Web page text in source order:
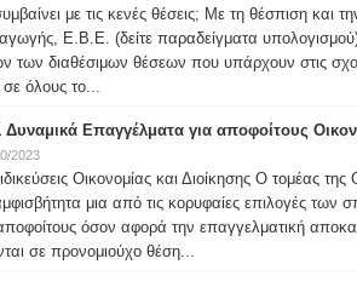
με τις κενές θέσεις; Με τη θέσπιση και
Ε.Β.Ε. (δείτε παραδείγματα
των διαθέσιμων θέσεων που υπάρχουν στις
σε όλους το...
Δυναμικά Επαγγέλματα για αποφοίτους
2023
Οικονομίας και Διοίκησης Ο τομέας της
μια από τις κορυφαίες επιλογές
όσον αφορά την επαγγελματική
σε προνομιούχο θέση...